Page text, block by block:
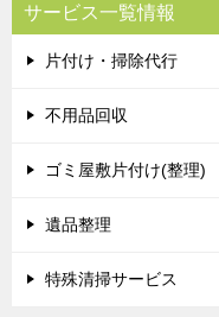
サービス一覧情報
片付け・掃除代行
不用品回収
ゴミ屋敷片付け(整理)
遺品整理
特殊清掃サービス